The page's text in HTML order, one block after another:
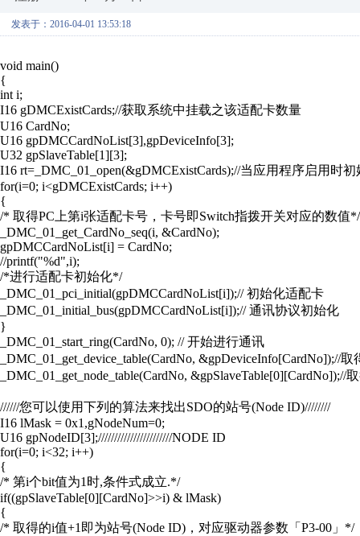
发表于：2016-04-01 13:53:18
void main()
{
int i;
I16 gDMCExistCards;//获取系统中挂载之该适配卡数量
U16 CardNo;
U16 gpDMCCardNoList[3],gpDeviceInfo[3];
U32 gpSlaveTable[1][3];
I16 rt=_DMC_01_open(&gDMCExistCards);//当应用程序启用
for(i=0; i<gDMCExistCards; i++)
{
/* 取得PC上第i张适配卡号，卡号即Switch指拨开关对应的数值*/
_DMC_01_get_CardNo_seq(i, &CardNo);
gpDMCCardNoList[i] = CardNo;
//printf("%d",i);
/*进行适配卡初始化*/
_DMC_01_pci_initial(gpDMCCardNoList[i]);// 初始化适配卡
_DMC_01_initial_bus(gpDMCCardNoList[i]);// 通讯协议初始化
}
_DMC_01_start_ring(CardNo, 0); // 开始进行通讯
_DMC_01_get_device_table(CardNo, &gpDeviceInfo[CardNo]);//
_DMC_01_get_node_table(CardNo,
//////您可以使用下列的算法来找出SDO的站号(Node ID)////////
I16 lMask = 0x1,gNodeNum=0;
U16 gpNodeID[3];///////////////////////NODE ID
for(i=0; i<32; i++)
{
/* 第i个bit值为1时,条件式成立.*/
if((gpSlaveTable[0][CardNo]>>i) & lMask)
{
/* 取得的i值+1即为站号(Node ID)，对应驱动器参数「P3-00」*/